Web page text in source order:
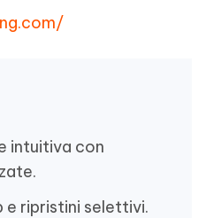
intuitiva con
e ripristini selettivi.